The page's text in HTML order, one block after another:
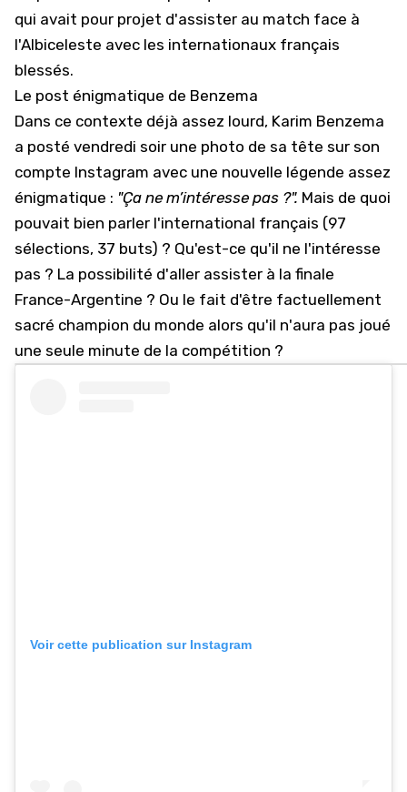
qui avait pour projet d'assister au match face à
l'Albiceleste avec les internationaux français
blessés.
Le post énigmatique de Benzema
Dans ce contexte déjà assez lourd, Karim Benzema
a posté vendredi soir une photo de sa tête sur son
compte Instagram avec une nouvelle légende assez
énigmatique : "Ça ne m’intéresse pas ?". Mais de quoi
pouvait bien parler l'international français (97
sélections, 37 buts) ? Qu'est-ce qu'il ne l'intéresse
pas ? La possibilité d'aller assister à la finale
France-Argentine ? Ou le fait d'être factuellement
sacré champion du monde alors qu'il n'aura pas joué
une seule minute de la compétition ?
Voir cette publication sur Instagram